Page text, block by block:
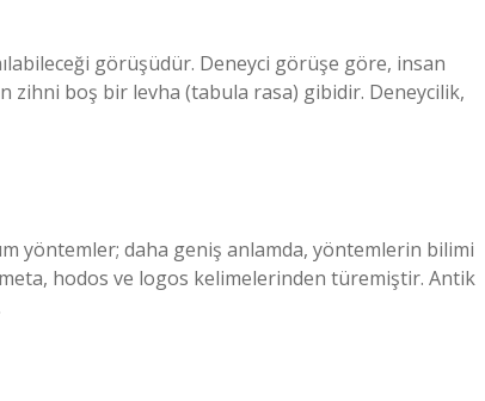
görüşüdür. Deneyci görüşe göre, insan
boş bir levha (tabula rasa) gibidir. Deneycilik,
yöntemler; daha geniş anlamda, yöntemlerin bilimi
hodos ve logos kelimelerinden türemiştir. Antik